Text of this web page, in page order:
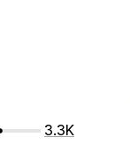
3.3K